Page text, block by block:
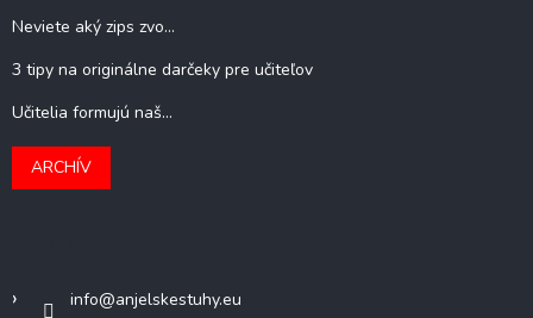
Neviete aký zips zvo...
3 tipy na originálne darčeky pre učiteľov
Učitelia formujú naš...
ARCHÍV
info@anjelskestuhy.eu